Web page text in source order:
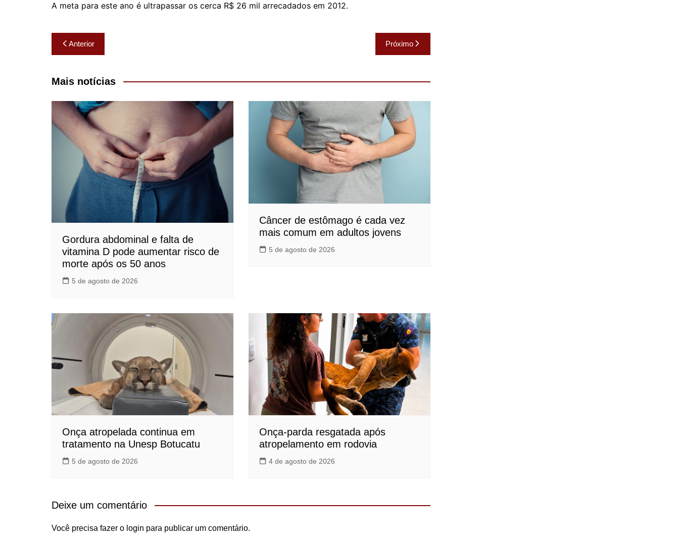
A meta para este ano é ultrapassar os cerca R$ 26 mil arrecadados em 2012.
Navegação
de
Post
Anterior Próximo
Mais notícias
Gordura abdominal e falta de
vitamina D pode aumentar risco de
morte após os 50 anos
5 de agosto de 2026
Câncer de estômago é cada vez
mais comum em adultos jovens
5 de agosto de 2026
Onça atropelada continua em
tratamento na Unesp Botucatu
5 de agosto de 2026
Onça-parda resgatada após
atropelamento em rodovia
4 de agosto de 2026
Deixe um comentário
Você precisa fazer o login para publicar um comentário.